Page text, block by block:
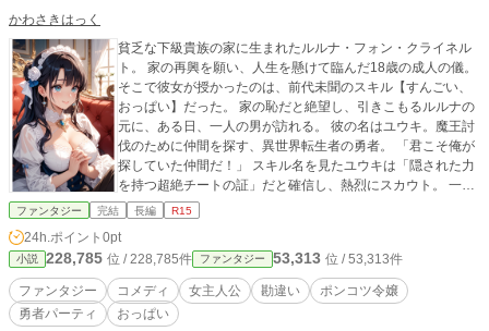
ノベに挑戦した準処女作（続編）です。 ラノベに慣れた方に
は少し新鮮かも知れません。 ★各章は単独でもお読みいただ
けるよう配慮しています。
かわさきはっく
貧乏な下級貴族の家に生まれたルルナ・フォン・クライネル
ト。 家の再興を願い、人生を懸けて臨んだ18歳の成人の儀。
そこで彼女が授かったのは、前代未聞のスキル【すんごい、
おっぱい】だった。 家の恥だと絶望し、引きこもるルルナの
元に、ある日、一人の男が訪れる。 彼の名はユウキ。魔王討
伐のために仲間を探す、異世界転生者の勇者。 「君こそ俺が
探していた仲間だ！」 スキル名を見たユウキは「隠された力
を持つ超絶チートの証」だと確信し、熱烈にスカウト。 一方
のルルナは、そんな自分を「不憫に思ってくれる心優しい人
ールで毒舌なエルフの魔法使い【シルヴィア】、豪快で脳筋
なドワーフの戦士【ダイン】といった個性的な仲間たちに囲
まれ、ルルナは冒険の旅に出る。 本人はお荷物だと怯えるば
かりだが、その〝すんごいおっぱい〟は、行く先々で本人の
意図しない珍妙な奇跡を巻き起こしていく！ ポンコツ令嬢と
ファンタジー 完結 長編 R15
24h.ポイント 0pt
小説 228,785 位 / 228,785件 ファンタジー 53,313 位 / 53,313件
ファンタジー コメディ 女主人公 勘違い
ポンコツ令嬢
勇者パーティ
おっぱい